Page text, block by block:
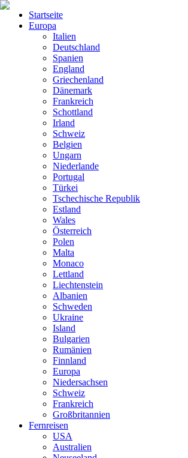
Startseite
Europa
Italien
Deutschland
Spanien
England
Griechenland
Dänemark
Frankreich
Schottland
Irland
Schweiz
Belgien
Ungarn
Niederlande
Portugal
Türkei
Tschechische Republik
Estland
Wales
Österreich
Polen
Malta
Monaco
Lettland
Liechtenstein
Albanien
Schweden
Ukraine
Island
Bulgarien
Rumänien
Finnland
Europa
Niedersachsen
Schweiz
Frankreich
Großbritannien
Fernreisen
USA
Australien